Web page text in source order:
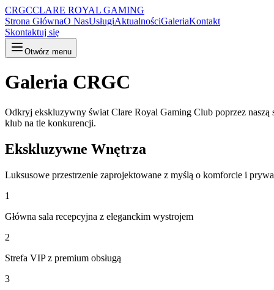
CRGCCLARE ROYAL GAMING
Strona GłównaO NasUsługiAktualnościGaleriaKontakt
Skontaktuj się
Otwórz menu
Galeria CRGC
Odkryj ekskluzywny świat Clare Royal Gaming Club poprzez naszą
klub na tle konkurencji.
Ekskluzywne Wnętrza
Luksusowe przestrzenie zaprojektowane z myślą o komforcie i
1
Główna sala recepcyjna z eleganckim wystrojem
2
Strefa VIP z premium obsługą
3